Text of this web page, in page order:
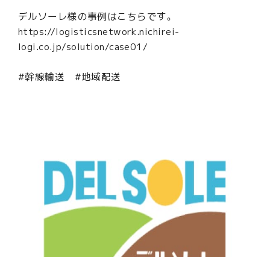
事例紹介
会社情報
企業経営理念
会社概要
デルソーレ様の事例はこちらです。
https://logisticsnetwork.nichirei-
logi.co.jp/solution/case01/
#幹線輸送 #地域配送